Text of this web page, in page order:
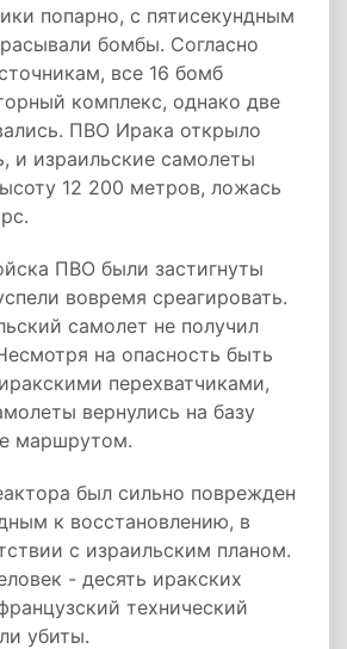
попарно, с пятисекундным
бомбы. Согласно
все 16 бомб
комплекс, однако две
ПВО Ирака открыло
и израильские самолеты
12 200 метров, ложась
ПВО были застигнуты
вовремя среагировать.
самолет не получил
на опасность быть
перехватчиками,
вернулись на базу
маршрутом.
был сильно поврежден
к восстановлению, в
с израильским планом.
- десять иракских
технический
убиты.